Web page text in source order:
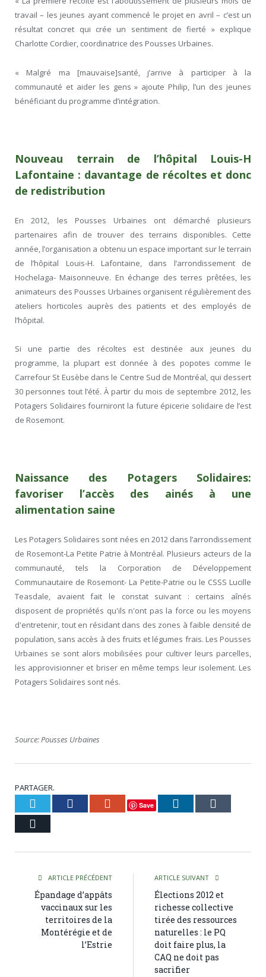
travail – les jeunes ayant commencé le projet en avril – c’est un
résultat concret qui crée un sentiment de fierté » explique
Charlotte Cordier, coordinatrice des Pousses Urbaines.
« Malgré ma [mauvaise]santé, j’arrive à participer à la
communauté et aider les gens » ajoute Philip, l’un des jeunes
bénéficiant du programme d’intégration.
Nouveau terrain de l’hôpital Louis-H
Lafontaine : davantage de récoltes et donc
de redistribution
En 2012, les Pousses Urbaines ont démarché plusieurs
partenaires afin de trouver des terrains disponibles. Cette
année, l’organisation a obtenu un espace important sur le terrain
de l’hôpital Louis-H. Lafontaine, dans l’arrondissement de
Hochelaga- Maisonneuve. En échange des terres prêtées, les
animateurs des Pousses Urbaines organisent régulièrement des
ateliers horticoles auprès des patients et des employés de
l’hôpital.
Si une partie des récoltes est destinée aux jeunes du
programme, la plupart est donnée à des popotes comme le
Carrefour St Eusèbe dans le Centre Sud de Montréal, qui dessert
30 personnes tout l’été. À partir du mois de septembre 2012, les
Potagers Solidaires fourniront la future épicerie solidaire de l’est
de Rosemont.
Naissance des Potagers Solidaires:
favoriser l’accès des ainés à une
alimentation saine
Les Potagers Solidaires sont nées en 2012 dans l’arrondissement
de Rosemont-La Petite Patrie à Montréal. Plusieurs acteurs de la
communauté, tels la Corporation de Développement
Communautaire de Rosemont- La Petite-Patrie ou le CSSS Lucille
Teasdale, avaient fait le constat suivant : certains aînés
disposent de propriétés qu'ils n'ont pas la force ou les moyens
d'entretenir, tout en résidant dans des zones à faible densité de
population, sans accès à des fruits et légumes frais. Les Pousses
Urbaines se sont alors mobilisées pour cultiver leurs parcelles,
les approvisionner et briser en même temps leur isolement. Les
Potagers Solidaires sont nés.
Source: Pousses Urbaines
PARTAGER.
Twitter Facebook Google+
Save LinkedIn
ARTICLE PRÉCÉDENT
Épandage d’appâts
vaccinaux sur les
territoires de la
Montérégie et de
l’Estrie
ARTICLE SUIVANT
Élections 2012 et
richesse collective
tirée des ressources
naturelles : le PQ
doit faire plus, la
CAQ ne doit pas
sacrifier